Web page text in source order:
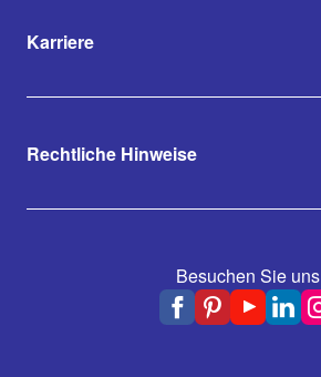
Karriere
Rechtliche Hinweise
Besuchen Sie uns